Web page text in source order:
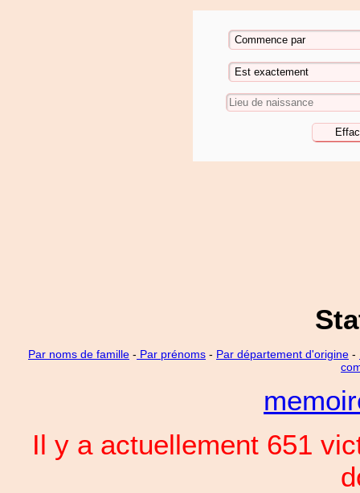
Par noms de famille - Par prénoms - Par département d'origine -
Il y a actuellement 651